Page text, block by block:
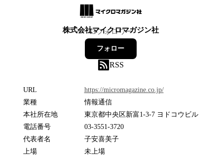
株式会社マイクロマガジン社
43フォロワー
フォロー
RSS
URL
https://micromagazine.co.jp/
業種
情報通信
本社所在地
東京都中央区新富1-3-7 ヨドコウビル
電話番号
03-3551-3720
代表者名
子安喜美子
上場
未上場